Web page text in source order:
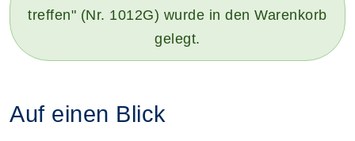
treffen" (Nr. 1012G) wurde in den Warenkorb
gelegt.
Auf einen Blick